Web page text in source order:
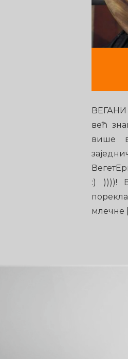
ВЕГАНИ
већ
више
:) ))))!
млечне